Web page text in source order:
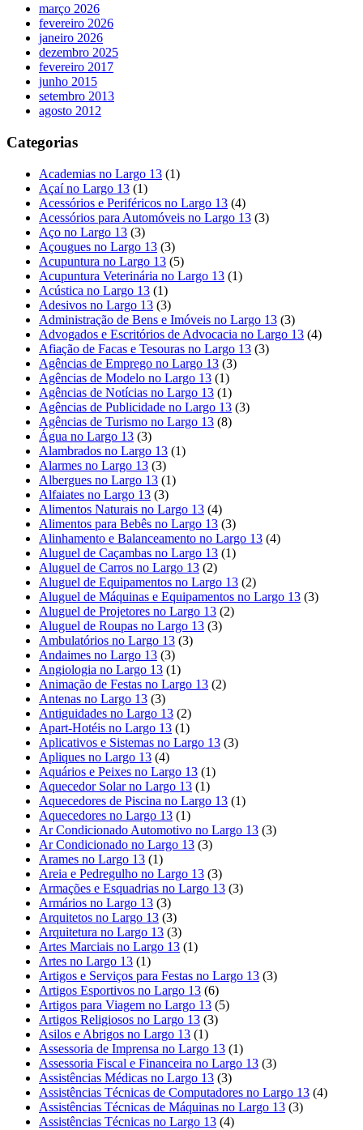
março 2026
fevereiro 2026
janeiro 2026
dezembro 2025
fevereiro 2017
junho 2015
setembro 2013
agosto 2012
Categorias
Academias no Largo 13 (1)
Açaí no Largo 13 (1)
Acessórios e Periféricos no Largo 13 (4)
Acessórios para Automóveis no Largo 13 (3)
Aço no Largo 13 (3)
Açougues no Largo 13 (3)
Acupuntura no Largo 13 (5)
Acupuntura Veterinária no Largo 13 (1)
Acústica no Largo 13 (1)
Adesivos no Largo 13 (3)
Administração de Bens e Imóveis no Largo 13 (3)
Advogados e Escritórios de Advocacia no Largo 13 (4)
Afiação de Facas e Tesouras no Largo 13 (3)
Agências de Emprego no Largo 13 (3)
Agências de Modelo no Largo 13 (1)
Agências de Notícias no Largo 13 (1)
Agências de Publicidade no Largo 13 (3)
Agências de Turismo no Largo 13 (8)
Água no Largo 13 (3)
Alambrados no Largo 13 (1)
Alarmes no Largo 13 (3)
Albergues no Largo 13 (1)
Alfaiates no Largo 13 (3)
Alimentos Naturais no Largo 13 (4)
Alimentos para Bebês no Largo 13 (3)
Alinhamento e Balanceamento no Largo 13 (4)
Aluguel de Caçambas no Largo 13 (1)
Aluguel de Carros no Largo 13 (2)
Aluguel de Equipamentos no Largo 13 (2)
Aluguel de Máquinas e Equipamentos no Largo 13 (3)
Aluguel de Projetores no Largo 13 (2)
Aluguel de Roupas no Largo 13 (3)
Ambulatórios no Largo 13 (3)
Andaimes no Largo 13 (3)
Angiologia no Largo 13 (1)
Animação de Festas no Largo 13 (2)
Antenas no Largo 13 (3)
Antiguidades no Largo 13 (2)
Apart-Hotéis no Largo 13 (1)
Aplicativos e Sistemas no Largo 13 (3)
Apliques no Largo 13 (4)
Aquários e Peixes no Largo 13 (1)
Aquecedor Solar no Largo 13 (1)
Aquecedores de Piscina no Largo 13 (1)
Aquecedores no Largo 13 (1)
Ar Condicionado Automotivo no Largo 13 (3)
Ar Condicionado no Largo 13 (3)
Arames no Largo 13 (1)
Areia e Pedregulho no Largo 13 (3)
Armações e Esquadrias no Largo 13 (3)
Armários no Largo 13 (3)
Arquitetos no Largo 13 (3)
Arquitetura no Largo 13 (3)
Artes Marciais no Largo 13 (1)
Artes no Largo 13 (1)
Artigos e Serviços para Festas no Largo 13 (3)
Artigos Esportivos no Largo 13 (6)
Artigos para Viagem no Largo 13 (5)
Artigos Religiosos no Largo 13 (3)
Asilos e Abrigos no Largo 13 (1)
Assessoria de Imprensa no Largo 13 (1)
Assessoria Fiscal e Financeira no Largo 13 (3)
Assistências Médicas no Largo 13 (3)
Assistências Técnicas de Computadores no Largo 13 (4)
Assistências Técnicas de Máquinas no Largo 13 (3)
Assistências Técnicas no Largo 13 (4)